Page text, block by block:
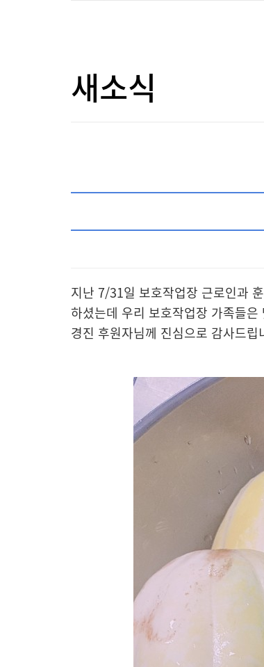
새소식
지난 7/31일 보호작업장 근로인과
하셨는데 우리 보호작업장 가족들
경진 후원자님께 진심으로 감사드립